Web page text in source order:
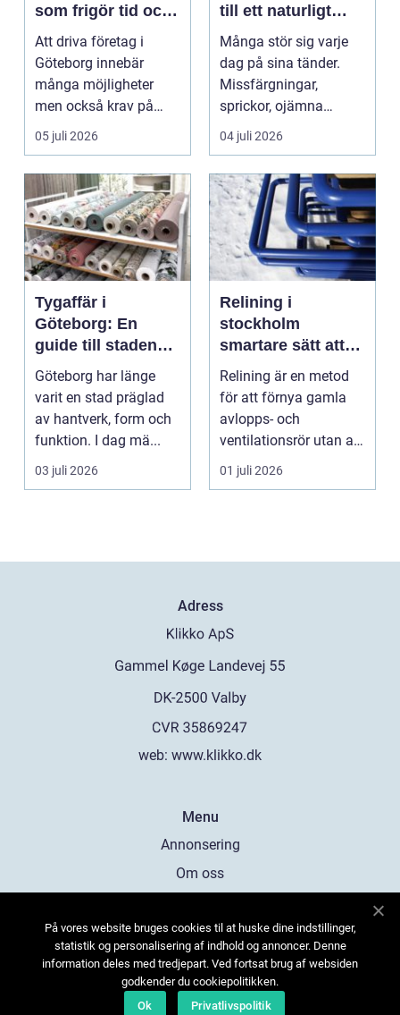
som frigör tid och
skapar kontroll
Att driva företag i
Göteborg innebär
många möjligheter
men också krav på
ordning i ekonomin.
För må...
05 juli 2026
till ett naturligt
vackert leende
Många stör sig varje
dag på sina tänder.
Missfärgningar,
sprickor, ojämna
kanter eller en sned
tandr...
04 juli 2026
Tygaffär i
Göteborg: En
guide till stadens
textila möjligheter
Göteborg har länge
varit en stad präglad
av hantverk, form och
funktion. I dag mä...
03 juli 2026
Relining i
stockholm
smartare sätt att
förnya rören
Relining är en metod
för att förnya gamla
avlopps- och
ventilationsrör utan att
riva väggar och golv...
01 juli 2026
Adress
web: www.klikko.dk
Menu
Annonsering
Om oss
Kontakta oss
Sitemap
På vores website bruges cookies til at huske dine indstillinger,
statistik og personalisering af indhold og annoncer. Denne
information deles med tredjepart. Ved fortsat brug af websiden
godkender du cookiepolitikken.
Ok
Privatlivspolitik